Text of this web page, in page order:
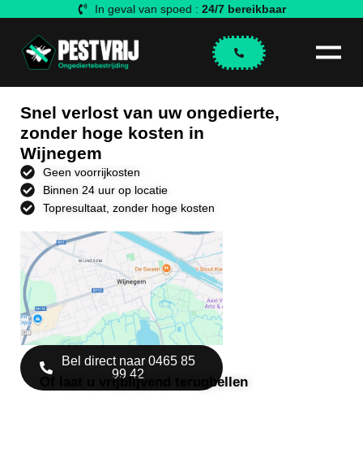
In geval van spoed :24/7 bereikbaar
Snel verlost van uw ongedierte,
zonder hoge kosten in
Wijnegem
Geen voorrijkosten
Binnen 24 uur op locatie
Topresultaat, zonder hoge kosten
Bel direct naar 0465 85
99 42
Of laat u vrijblijvend terugbellen